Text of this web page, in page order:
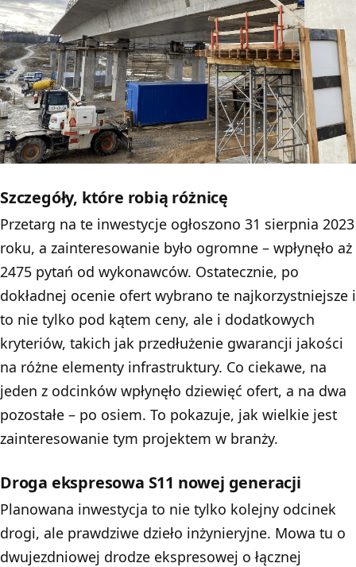
Szczegóły, które robią różnicę
Przetarg na te inwestycje ogłoszono 31 sierpnia 2023
roku, a zainteresowanie było ogromne – wpłynęło aż
2475 pytań od wykonawców. Ostatecznie, po
dokładnej ocenie ofert wybrano te najkorzystniejsze i
to nie tylko pod kątem ceny, ale i dodatkowych
kryteriów, takich jak przedłużenie gwarancji jakości
na różne elementy infrastruktury. Co ciekawe, na
jeden z odcinków wpłynęło dziewięć ofert, a na dwa
pozostałe – po osiem. To pokazuje, jak wielkie jest
zainteresowanie tym projektem w branży.
Droga ekspresowa S11 nowej generacji
Planowana inwestycja to nie tylko kolejny odcinek
drogi, ale prawdziwe dzieło inżynieryjne. Mowa tu o
dwujezdniowej drodze ekspresowej o łącznej